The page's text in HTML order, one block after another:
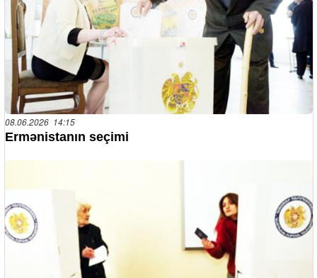
08.06.2026 14:15
Ermənistanın seçimi